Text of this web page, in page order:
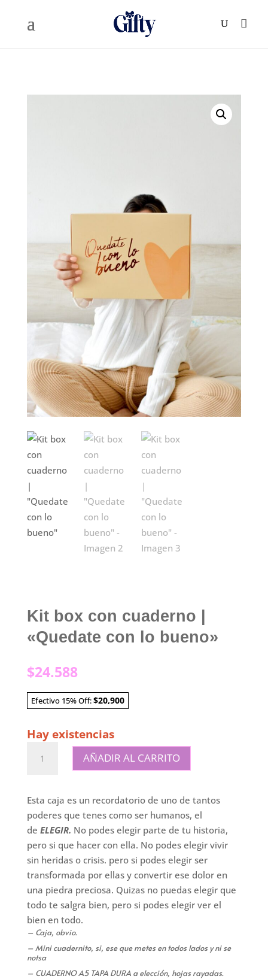
Kit box con cuaderno |
«Quedate con lo bueno»
$24.588
Efectivo 15% Off:$20,900
Hay existencias
"Quedate
lo
AÑADIR AL CARRITO
Esta caja es un recordatorio de uno de tantos
poderes que tenes como ser humanos, el
de ELEGIR. No podes elegir parte de tu historia,
pero si que hacer con ella. No podes elegir vivir
sin heridas o crisis. pero si podes elegir ser
transformada por ellas y convertir ese dolor en
una piedra preciosa. Quizas no puedas elegir que
todo te salgra bien, pero si podes elegir ver el
bien en todo.
– Caja, obvio.
– Mini cuadernito, si, ese que metes en todos lados y ni se
notsa
– CUADERNO A5 TAPA DURA a elección, hojas rayadas.